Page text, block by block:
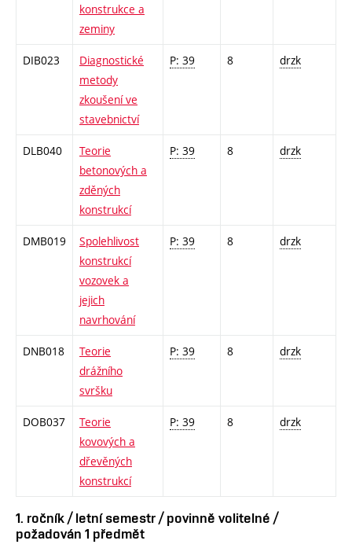
konstrukce a
zeminy
DIB023
Diagnostické
metody
zkoušení ve
stavebnictví
P: 39 8 drzk
DLB040
Teorie
betonových a
zděných
konstrukcí
P: 39 8 drzk
DMB019
Spolehlivost
konstrukcí
vozovek a
jejich
navrhování
P: 39 8 drzk
DNB018
Teorie
drážního
svršku
P: 39 8 drzk
DOB037
Teorie
kovových a
dřevěných
konstrukcí
P: 39 8 drzk
1. ročník / letní semestr / povinně volitelné /
požadován 1 předmět